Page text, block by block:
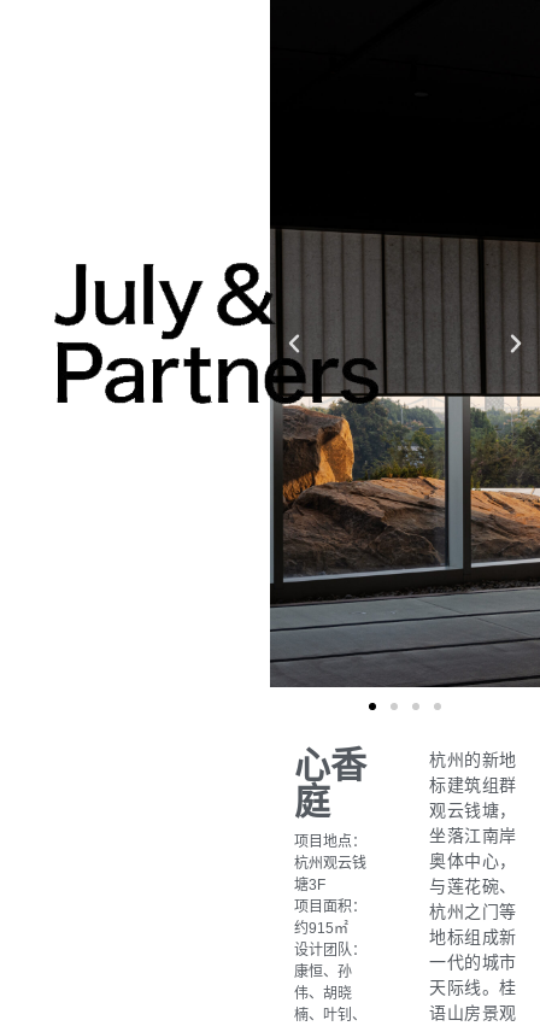
心香
庭
项目地点：
杭州观云钱
塘3F
项目面积：
约915㎡
设计团队：
康恒、孙
伟、胡晓
楠、叶钊、
杭州的新地
标建筑组群
观云钱塘，
坐落江南岸
奥体中⼼，
与莲花碗、
杭州之门等
地标组成新
⼀代的城市
天际线。桂
语山房景观